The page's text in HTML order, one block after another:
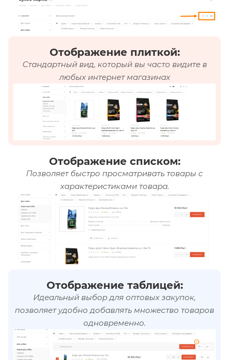
Отображение плиткой:
Стандартный вид, который вы часто видите в
любых интернет магазинах
Отображение списком:
Позволяет быстро просматривать товары с
характеристиками товара.
Отображение таблицей:
Идеальный выбор для оптовых закупок,
позволяет удобно добавлять множество товаров
одновременно.